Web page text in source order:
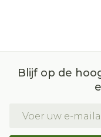
Blijf op de